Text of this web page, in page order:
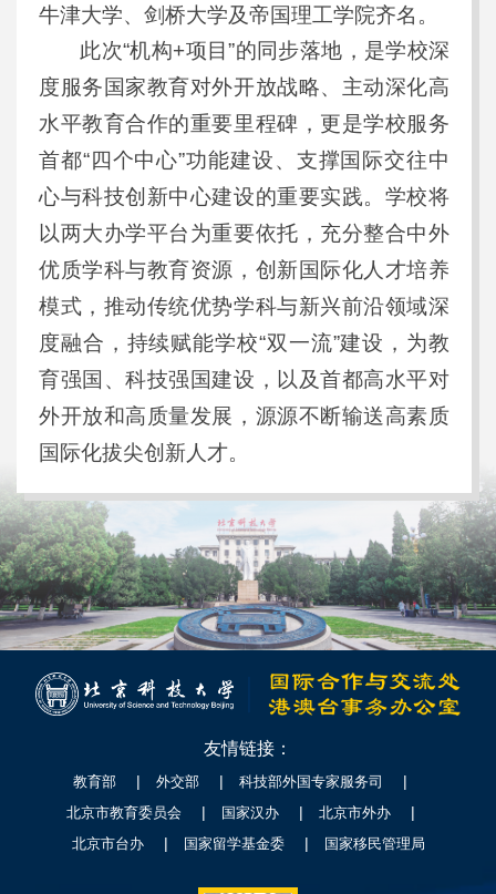
牛津大学、剑桥大学及帝国理工学院齐名。
此次“机构+项目”的同步落地，是学校深
度服务国家教育对外开放战略、主动深化高
水平教育合作的重要里程碑，更是学校服务
首都“四个中心”功能建设、支撑国际交往中
心与科技创新中心建设的重要实践。学校将
以两大办学平台为重要依托，充分整合中外
优质学科与教育资源，创新国际化人才培养
模式，推动传统优势学科与新兴前沿领域深
度融合，持续赋能学校“双一流”建设，为教
育强国、科技强国建设，以及首都高水平对
外开放和高质量发展，源源不断输送高素质
国际化拔尖创新人才。
友情链接：
教育部 | 外交部 | 科技部外国专家服务司 |
北京市教育委员会 | 国家汉办 | 北京市外办 |
北京市台办 | 国家留学基金委 | 国家移民管理局